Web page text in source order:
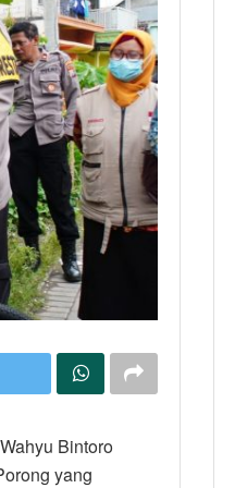
Bintoro
yang